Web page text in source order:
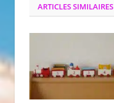
ARTICLES SIMILAIRES